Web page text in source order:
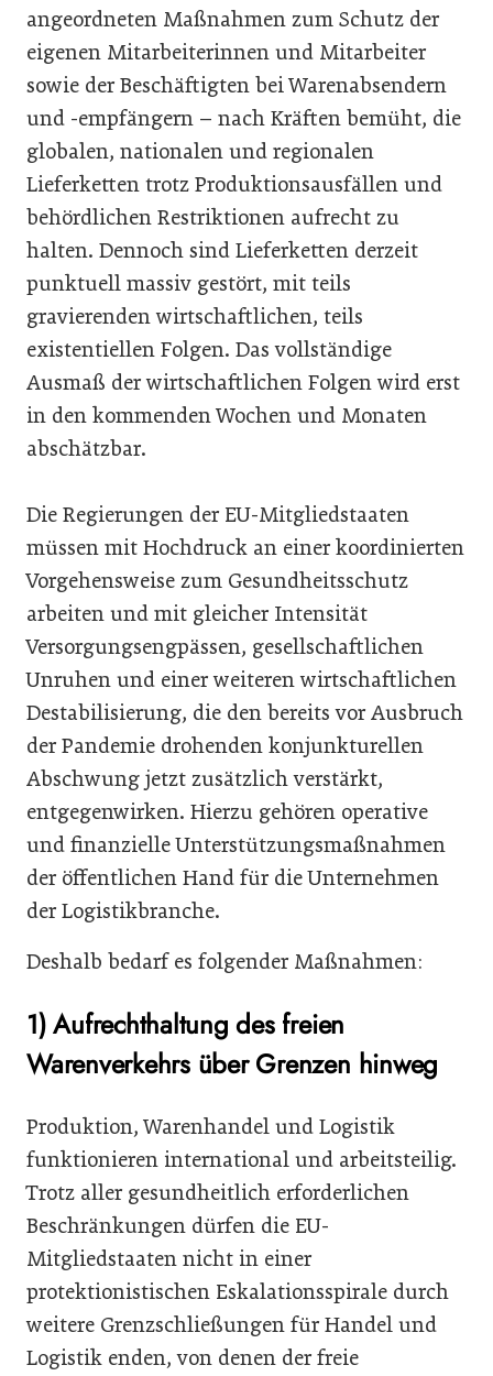
angeordneten Maßnahmen zum Schutz der
eigenen Mitarbeiterinnen und Mitarbeiter
sowie der Beschäftigten bei Warenabsendern
und -empfängern – nach Kräften bemüht, die
globalen, nationalen und regionalen
Lieferketten trotz Produktionsausfällen und
behördlichen Restriktionen aufrecht zu
halten. Dennoch sind Lieferketten derzeit
punktuell massiv gestört, mit teils
gravierenden wirtschaftlichen, teils
existentiellen Folgen. Das vollständige
Ausmaß der wirtschaftlichen Folgen wird erst
in den kommenden Wochen und Monaten
abschätzbar.
Die Regierungen der EU-Mitgliedstaaten
müssen mit Hochdruck an einer koordinierten
Vorgehensweise zum Gesundheitsschutz
arbeiten und mit gleicher Intensität
Versorgungsengpässen, gesellschaftlichen
Unruhen und einer weiteren wirtschaftlichen
Destabilisierung, die den bereits vor Ausbruch
der Pandemie drohenden konjunkturellen
Abschwung jetzt zusätzlich verstärkt,
entgegenwirken. Hierzu gehören operative
und finanzielle Unterstützungsmaßnahmen
der öffentlichen Hand für die Unternehmen
der Logistikbranche.
Deshalb bedarf es folgender Maßnahmen:
1) Aufrechthaltung des freien
Warenverkehrs über Grenzen hinweg
Produktion, Warenhandel und Logistik
funktionieren international und arbeitsteilig.
Trotz aller gesundheitlich erforderlichen
Beschränkungen dürfen die EU-
Mitgliedstaaten nicht in einer
protektionistischen Eskalationsspirale durch
weitere Grenzschließungen für Handel und
Logistik enden, von denen der freie